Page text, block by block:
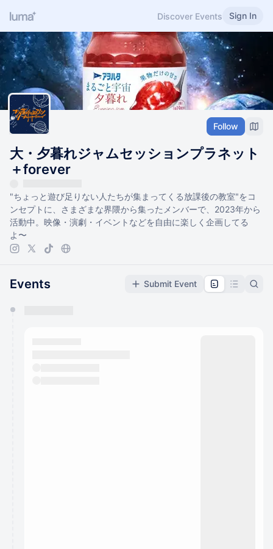
Discover Events Sign In
Follow
大・夕暮れジャムセッションプラネット
＋forever
"ちょっと遊び足りない人たちが集まってくる放課後の教室"をコ
ンセプトに、さまざまな界隈から集ったメンバーで、2023年から
活動中。映像・演劇・イベントなどを自由に楽しく企画してる
よ〜
Events Submit Event